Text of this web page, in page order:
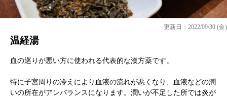
更新日：2022/09/30 (金)
温経湯
血の巡りが悪い方に使われる代表的な漢方薬です。
特に子宮周りの冷えにより血液の流れが悪くなり、血液などの潤
いの所在がアンバランスになります。潤いが不足した所では炎が